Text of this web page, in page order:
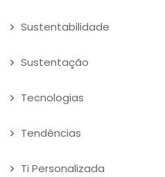
Sustentabilidade
Sustentação
Tecnologias
Tendências
Ti Personalizada